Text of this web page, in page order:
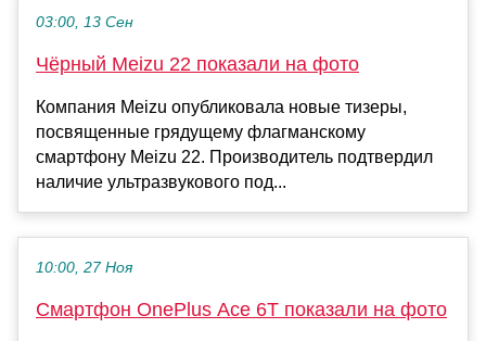
03:00, 13 Сен
Чёрный Meizu 22 показали на фото
Компания Meizu опубликовала новые тизеры,
посвященные грядущему флагманскому
смартфону Meizu 22. Производитель подтвердил
наличие ультразвукового под...
10:00, 27 Ноя
Смартфон OnePlus Ace 6T показали на фото